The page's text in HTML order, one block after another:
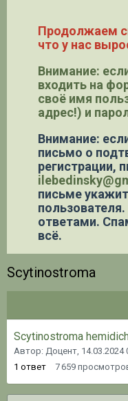
Продолжаем
что у нас
Внимание:
входить на
своё имя
адрес!) и
Внимание:
письмо о
регистрации,
письме
ответами.
всё.
Scytinostroma
Scytinostroma
Автор: Доцент, 14.03.2024
1 ответ 7 659